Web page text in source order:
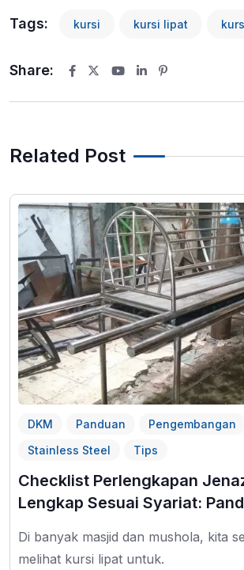
Tags: kursi kursi lipat
Share:
Youtube
LinkedIn
Related Post
DKM Panduan Pengembangan
Stainless Steel
Tips
Checklist Perlengkapan
Lengkap Sesuai Syariat:
Di banyak masjid dan mushola, kita
melihat kursi lipat untuk.